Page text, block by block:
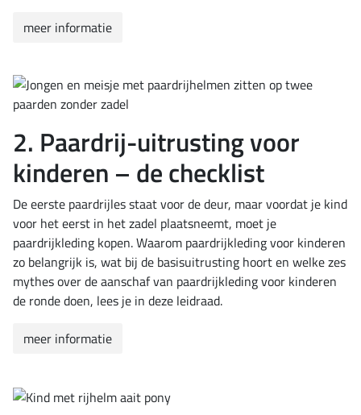
meer informatie
2. Paardrij-uitrusting voor
kinderen – de checklist
De eerste paardrijles staat voor de deur, maar voordat je kind
voor het eerst in het zadel plaatsneemt, moet je
paardrijkleding kopen. Waarom paardrijkleding voor kinderen
zo belangrijk is, wat bij de basisuitrusting hoort en welke zes
mythes over de aanschaf van paardrijkleding voor kinderen
de ronde doen, lees je in deze leidraad.
meer informatie